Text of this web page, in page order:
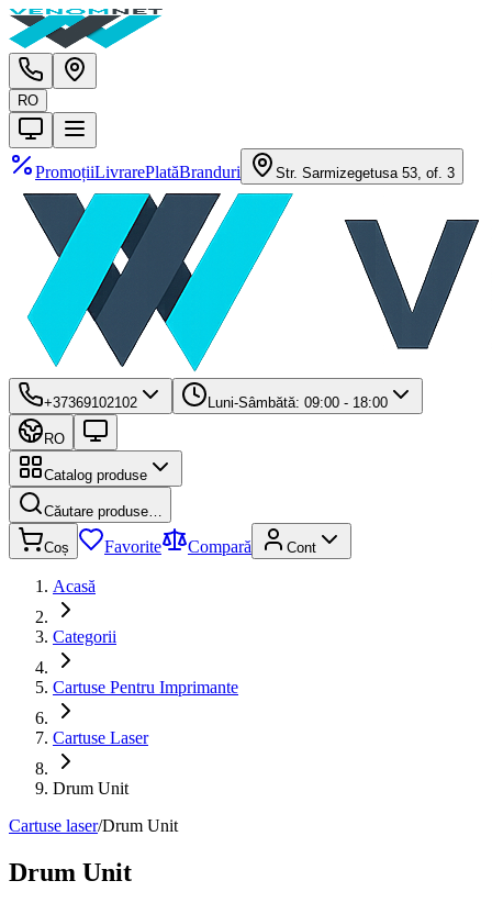
RO
PromoțiiLivrarePlatăBranduri Str. Sarmizegetusa 53, of. 3
+37369102102 Luni-Sâmbătă: 09:00 - 18:00
RO
Catalog produse
Căutare produse…
Coș Favorite Compară Cont
Acasă
Categorii
Cartuse Pentru Imprimante
Cartuse Laser
Drum Unit
Cartuse laser/Drum Unit
Drum Unit